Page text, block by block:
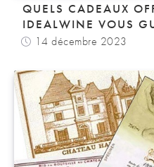
QUELS CADEAUX
IDEALWINE VOUS
14 décembre 2023